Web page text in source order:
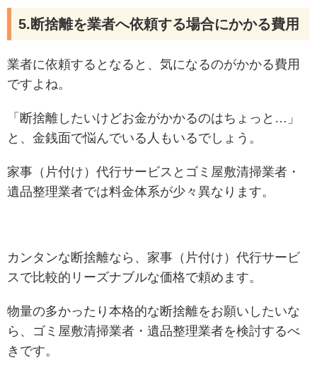
5.断捨離を業者へ依頼する場合にかかる費用
業者に依頼するとなると、気になるのがかかる費用
ですよね。
「断捨離したいけどお金がかかるのはちょっと…」
と、金銭面で悩んでいる人もいるでしょう。
家事（片付け）代行サービスとゴミ屋敷清掃業者・
遺品整理業者では料金体系が少々異なります。
カンタンな断捨離なら、家事（片付け）代行サービ
スで比較的リーズナブルな価格で頼めます。
物量の多かったり本格的な断捨離をお願いしたいな
ら、ゴミ屋敷清掃業者・遺品整理業者を検討するべ
きです。